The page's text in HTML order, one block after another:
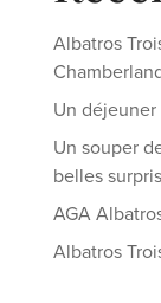
Albatros
Un
Un souper
belles
AGA
Albatros